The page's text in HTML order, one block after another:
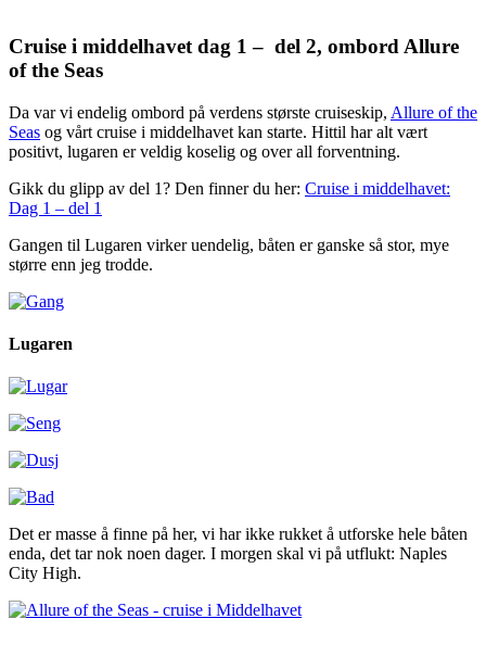
Cruise i middelhavet dag 1 – del 2, ombord Allure
of the Seas
Da var vi endelig ombord på verdens største cruiseskip, Allure of the
Seas og vårt cruise i middelhavet kan starte. Hittil har alt vært
positivt, lugaren er veldig koselig og over all forventning.
Gikk du glipp av del 1? Den finner du her: Cruise i middelhavet:
Dag 1 – del 1
Gangen til Lugaren virker uendelig, båten er ganske så stor, mye
større enn jeg trodde.
Lugaren
Det er masse å finne på her, vi har ikke rukket å utforske hele båten
enda, det tar nok noen dager. I morgen skal vi på utflukt: Naples
City High.